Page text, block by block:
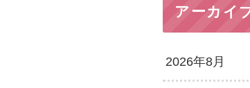
アーカイ
2026年8月